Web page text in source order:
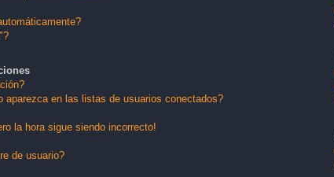
aparezca en las listas de usuarios conectados?
la hora sigue siendo incorrecto!
de usuario?